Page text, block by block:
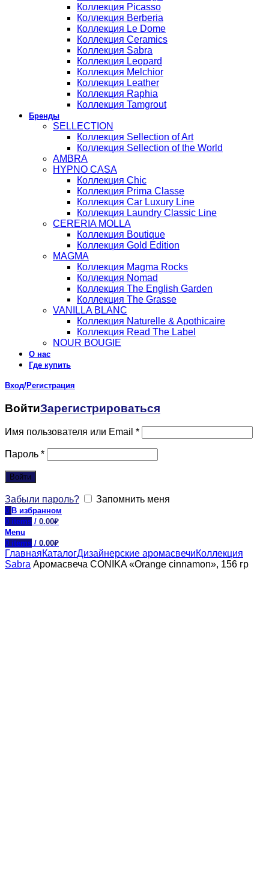
Коллекция Picasso
Коллекция Berberia
Коллекция Le Dome
Коллекция Ceramics
Коллекция Sabra
Коллекция Leopard
Коллекция Melchior
Коллекция Leather
Коллекция Raphia
Коллекция Tamgrout
Бренды
SELLECTION
Коллекция Sellection of Art
Коллекция Sellection of the World
AMBRA
HYPNO CASA
Коллекция Chic
Коллекция Prima Classe
Коллекция Car Luxury Line
Коллекция Laundry Classic Line
CERERIA MOLLA
Коллекция Boutique
Коллекция Gold Edition
MAGMA
Коллекция Magma Rocks
Коллекция Nomad
Коллекция The English Garden
Коллекция The Grasse
VANILLA BLANC
Коллекция Naturelle & Apothicaire
Коллекция Read The Label
NOUR BOUGIE
О нас
Где купить
Вход/Регистрация
ВойтиЗарегистрироваться
Имя пользователя или Email *
Пароль *
Войти
Забыли пароль? Запомнить меня
0 В избранном
0 items / 0.00₽
Menu
0 items / 0.00₽
ГлавнаяКаталогДизайнерские аромасвечиКоллекция
Sabra Аромасвеча CONIKA «Orange cinnamon», 156 гр